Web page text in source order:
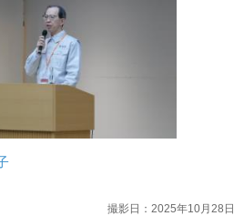
撮影日：2025年10月28日